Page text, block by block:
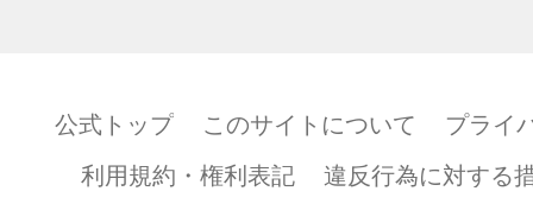
公式トップ このサイトについて
プライ
利用規約・権利表記
違反行為に対する